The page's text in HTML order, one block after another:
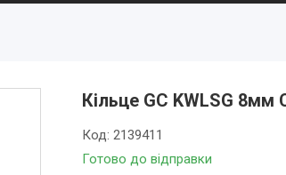
Кільце GC KWLSG 8мм
Готово до відправки
Код: 2139411